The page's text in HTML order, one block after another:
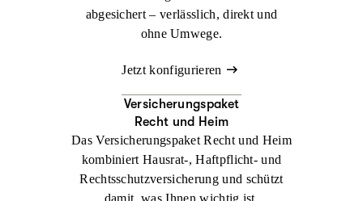
abgesichert – verlässlich, direkt und
ohne Umwege.
Jetzt konfigurieren
Versicherungspaket
Recht und Heim
Das Versicherungspaket Recht und Heim
kombiniert Hausrat-, Haftpflicht- und
Rechtsschutzversicherung und schützt
damit, was Ihnen wichtig ist.